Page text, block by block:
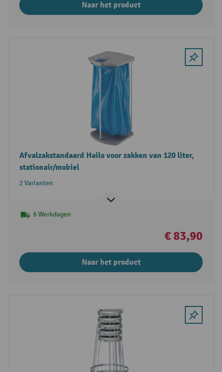
Naar het product
Afvalzakstandaard Hailo voor zakken van 120 liter,
stationair/mobiel
2 Varianten
6 Werkdagen
€ 83,90
Naar het product